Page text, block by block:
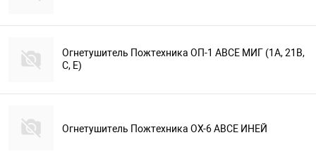
Огнетушитель Пожтехника ОП-1 АВСЕ МИГ (1А, 21В,
С, Е)
Огнетушитель Пожтехника ОХ-6 АВСЕ ИНЕЙ